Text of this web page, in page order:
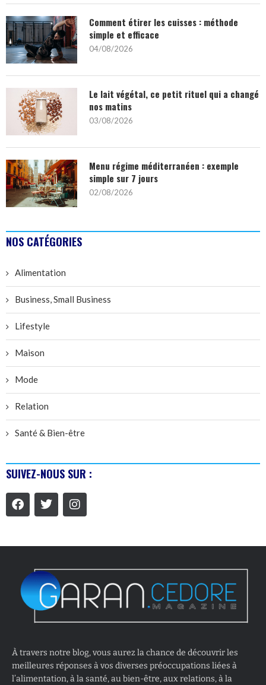
Comment étirer les cuisses : méthode
simple et efficace
04/08/2026
Le lait végétal, ce petit rituel qui a changé
nos matins
03/08/2026
Menu régime méditerranéen : exemple
simple sur 7 jours
02/08/2026
NOS CATÉGORIES
Alimentation
Business, Small Business
Lifestyle
Maison
Mode
Relation
Santé & Bien-être
SUIVEZ-NOUS SUR :
À travers notre blog, vous aurez la chance de découvrir les
meilleures réponses à vos diverses préoccupations liées à
l’alimentation, à la santé, au bien-être, aux relations, à la